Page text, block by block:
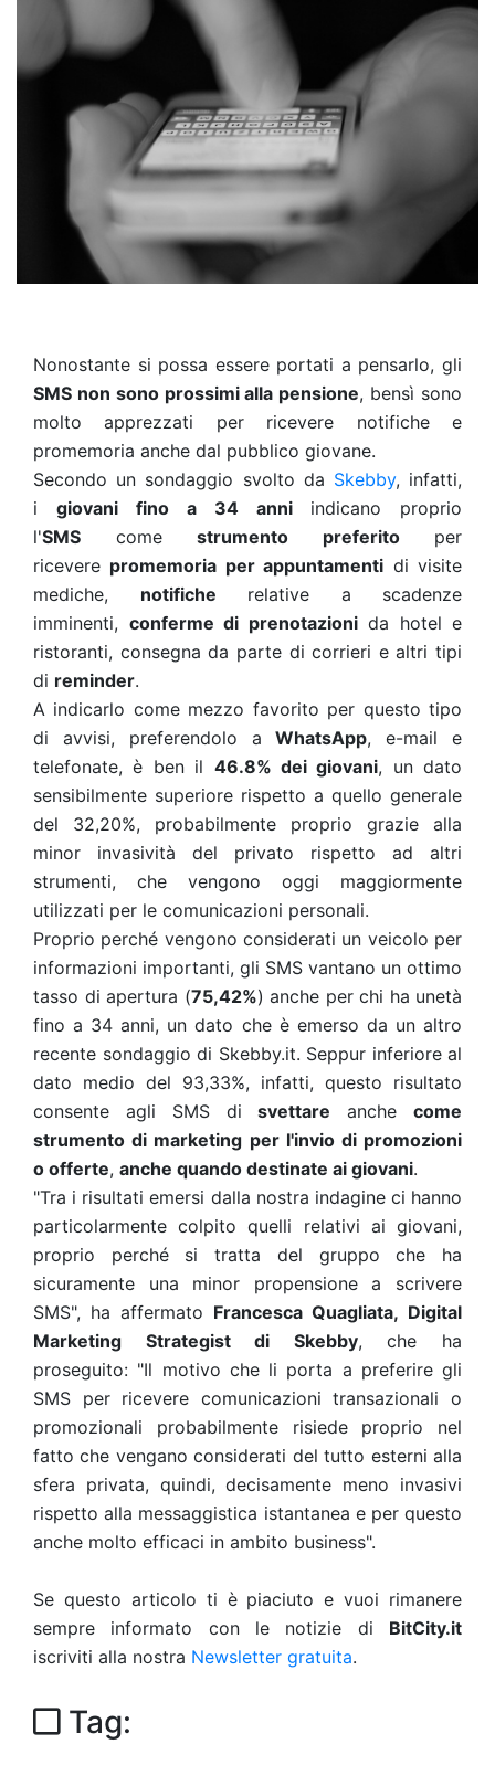
Nonostante si possa essere portati a pensarlo, gli
SMS non sono prossimi alla pensione, bensì sono
molto apprezzati per ricevere notifiche e
promemoria anche dal pubblico giovane.
Secondo un sondaggio svolto da Skebby, infatti,
i giovani fino a 34 anni indicano proprio
l'SMS come strumento preferitoper
ricevere promemoria per appuntamenti di visite
mediche, notifiche relative a scadenze
imminenti, conferme di prenotazionida hotel e
ristoranti, consegna da parte di corrieri e altri tipi
di reminder.
A indicarlo come mezzo favorito per questo tipo
di avvisi, preferendolo aWhatsApp, e-mail e
telefonate, è ben il 46.8% dei giovani, un dato
sensibilmente superiore rispetto a quello generale
del 32,20%, probabilmente proprio grazie alla
minor invasività del privato rispetto ad altri
strumenti, che vengono oggi maggiormente
utilizzati per le comunicazioni personali.
Proprio perché vengono considerati un veicolo per
informazioni importanti, gli SMS vantano un ottimo
tasso di apertura (75,42%) anche per chi ha unetà
fino a 34 anni, un dato che è emerso da un altro
recente sondaggio di Skebby.it. Seppur inferiore al
dato medio del 93,33%, infatti, questo risultato
consente agli SMS disvettare anchecome
strumento di marketing per l'invio di promozioni
o offerte, anche quando destinate ai giovani.
"Tra i risultati emersi dalla nostra indagine ci hanno
particolarmente colpito quelli relativi ai giovani,
proprio perché si tratta del gruppo che ha
sicuramente una minor propensione a scrivere
SMS", ha affermato Francesca Quagliata, Digital
Marketing Strategist di Skebby, che ha
proseguito: "Il motivo che li porta a preferire gli
SMS per ricevere comunicazioni transazionali o
promozionali probabilmente risiede proprio nel
fatto che vengano considerati del tutto esterni alla
sfera privata, quindi, decisamente meno invasivi
rispetto alla messaggistica istantanea e per questo
anche molto efficaci in ambito business".
Se questo articolo ti è piaciuto e vuoi rimanere
sempre informato con le notizie di BitCity.it
iscriviti alla nostra Newsletter gratuita.
Tag: